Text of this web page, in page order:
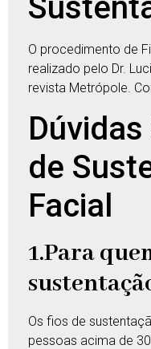
O procedimento de
realizado pelo Dr.
revista Metrópole.
de
Facial
1.Para
Os fios de
pessoas acima de